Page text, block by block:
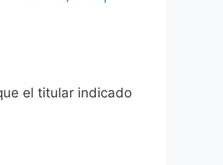
el titular indicado